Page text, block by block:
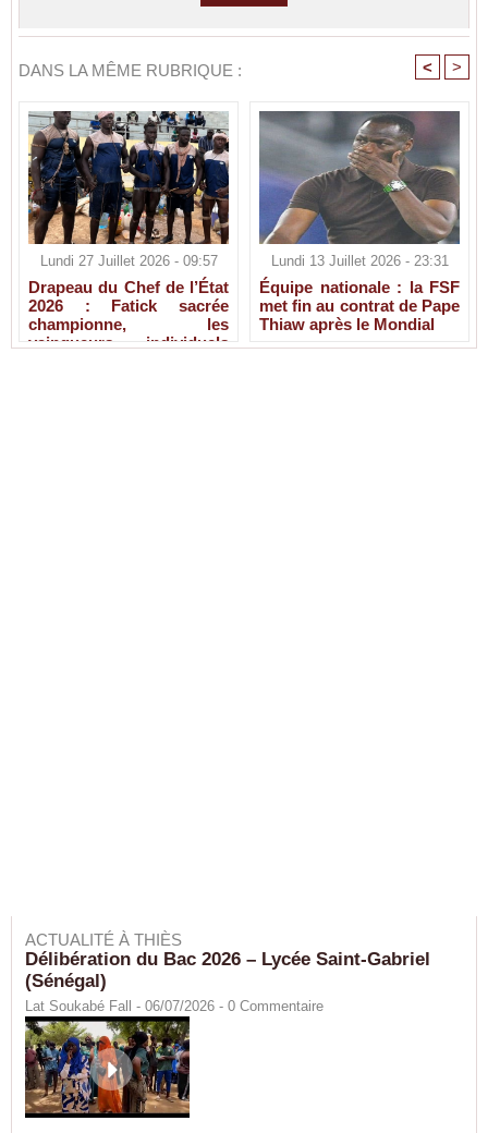
DANS LA MÊME RUBRIQUE : < >
Lundi 27 Juillet 2026 - 09:57
Drapeau du Chef de l’État
2026 : Fatick sacrée
championne, les
vainqueurs individuels
Lundi 13 Juillet 2026 - 23:31
Équipe nationale : la FSF
met fin au contrat de Pape
Thiaw après le Mondial
ACTUALITÉ À THIÈS
Délibération du Bac 2026 – Lycée Saint-Gabriel
(Sénégal)
Lat Soukabé Fall - 06/07/2026 - 0 Commentaire